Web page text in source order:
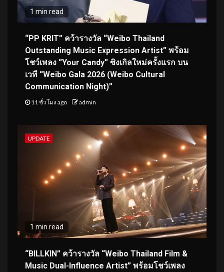
1 min read
“PP KRIT” คว้ารางวัล “Weibo Thailand
Outstanding Music Expression Artist” พร้อม
โชว์เพลง “Your Candy” ซิงเกิลใหม่ครั้งแรก บน
เวที “Weibo Gala 2026 (Weibo Cultural
Communication Night)”
11 ชั่วโมง ago admin
UPDATE
1 min read
“BILLKIN” คว้ารางวัล “Weibo Thailand Film &
Music Dual-Influence Artist” พร้อมโชว์เพลง